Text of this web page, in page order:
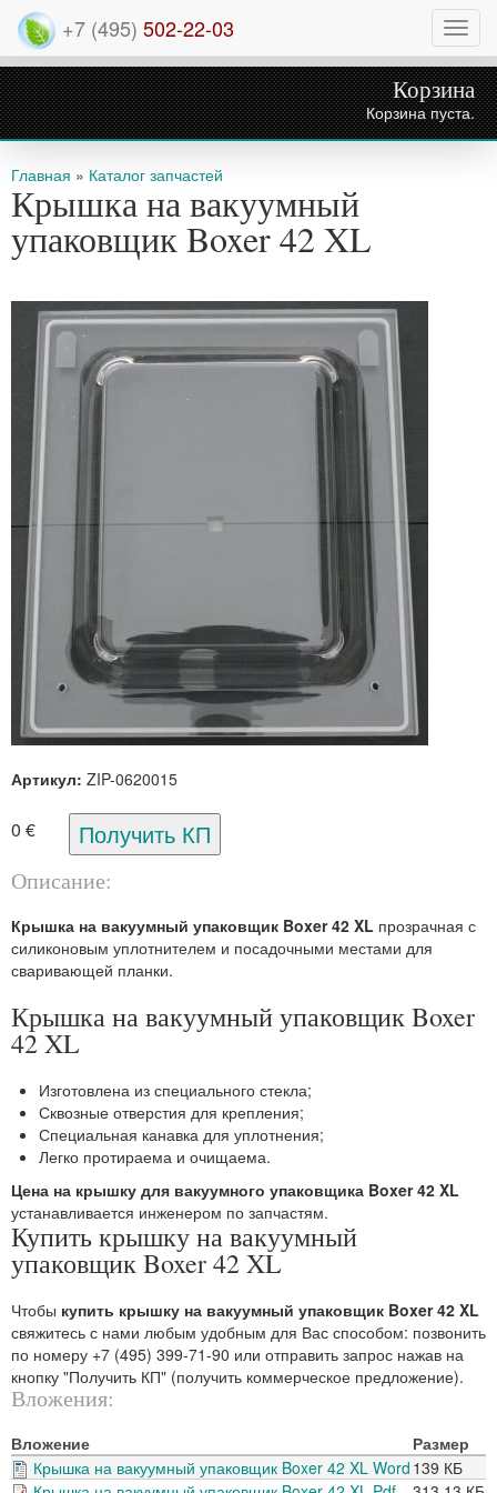
+7 (495) 502-22-03
Корзина
Корзина пуста.
Вы здесь
Главная » Каталог запчастей
Крышка на вакуумный
упаковщик Boxer 42 XL
Артикул: ZIP-0620015
0 €
Описание:
Крышка на вакуумный упаковщик Boxer 42 XL прозрачная с
силиконовым уплотнителем и посадочными местами для
сваривающей планки.
Крышка на вакуумный упаковщик Boxer
42 XL
Изготовлена из специального стекла;
Сквозные отверстия для крепления;
Специальная канавка для уплотнения;
Легко протираема и очищаема.
Цена на крышку для вакуумного упаковщика Boxer 42 XL
устанавливается инженером по запчастям.
Купить крышку на вакуумный
упаковщик Boxer 42 XL
Чтобы купить крышку на вакуумный упаковщик Boxer 42 XL
свяжитесь с нами любым удобным для Вас способом: позвонить
по номеру +7 (495) 399-71-90 или отправить запрос нажав на
кнопку "Получить КП" (получить коммерческое предложение).
Вложения:
Вложение
Размер
Крышка на вакуумный упаковщик Boxer 42 XL Word 139 КБ